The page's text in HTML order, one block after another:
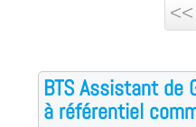
<<
BTS Assistant de
à référentiel